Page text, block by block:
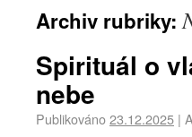
Archiv rubriky:
Spirituál o
nebe
Publikováno23.12.2025 |